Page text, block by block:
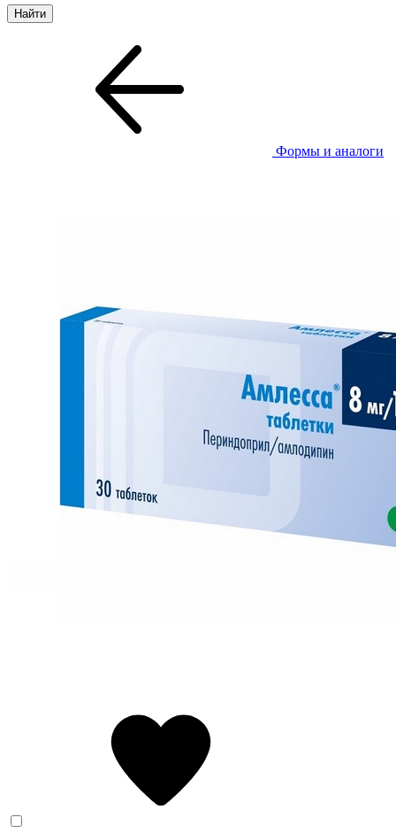
Формы и аналоги